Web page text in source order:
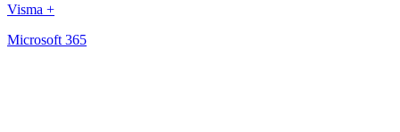
Visma +
Microsoft 365